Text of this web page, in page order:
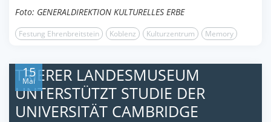
Foto: GENERALDIREKTION KULTURELLES ERBE
Festung Ehrenbreitstein Koblenz Kulturzentrum Memory
15
Mai
TRIERER LANDESMUSEUM
UNTERSTÜTZT STUDIE DER
UNIVERSITÄT CAMBRIDGE